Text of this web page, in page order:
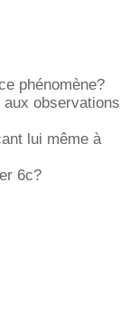
phénomène?
observations
lui même à
6c?